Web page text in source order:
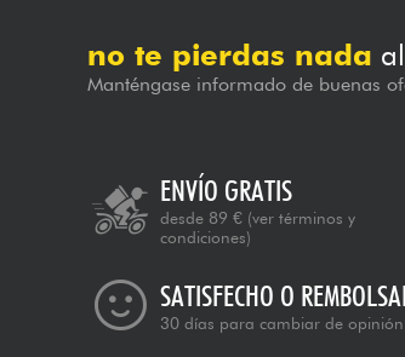
no te pierdas nada
Manténgase informado de buenas
ENVÍO GRATIS
desde 89 € (ver términos y
condiciones)
SATISFECHO O
30 días para cambiar de opinión